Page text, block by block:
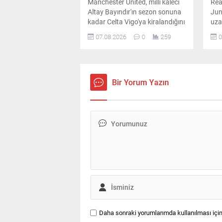
Altay Bayındır'ın sezon sonuna
kadar Celta Vigo'ya kiralandığını
resmen açıkladı. İspanyol
kulübü de transferi duyururken
07.08.2026 0 259
Bir Yorum Yazın
Daha sonraki yorumlarımda kullanılması